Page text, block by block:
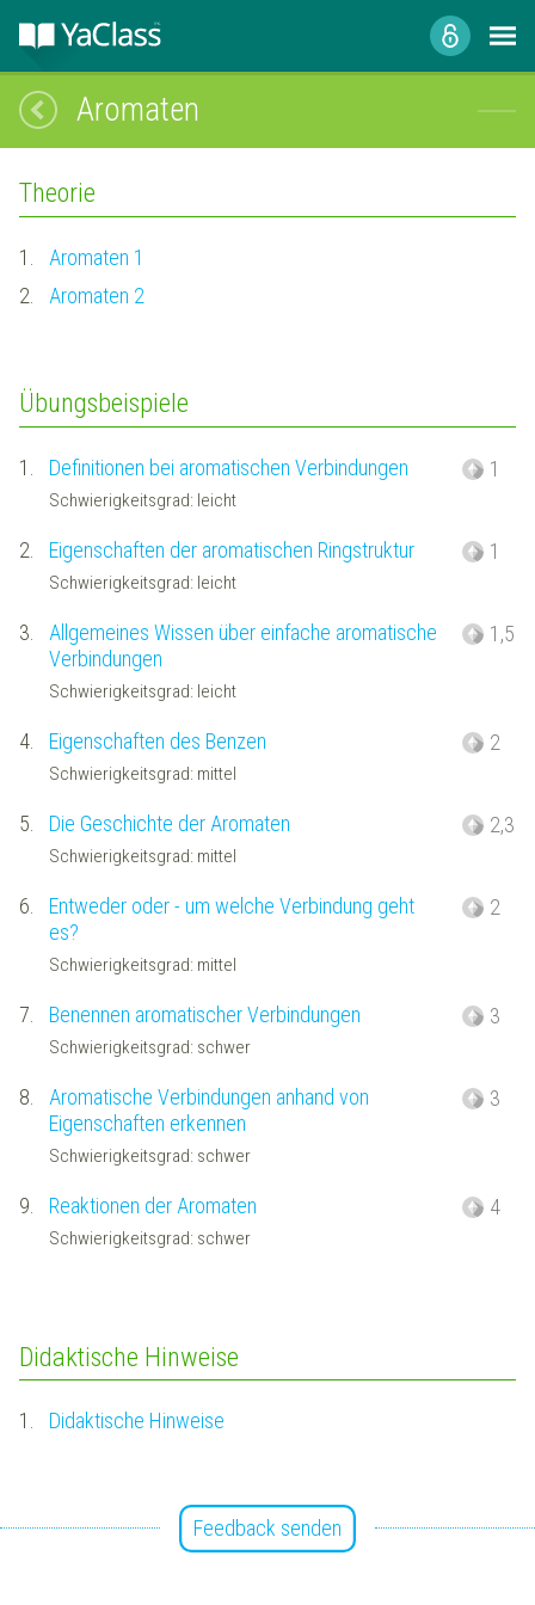
Aromaten
Theorie
1.
Aromaten 1
2.
Aromaten 2
Übungsbeispiele
1. Definitionen bei aromatischen Verbindungen
Schwierigkeitsgrad: leicht
1
2. Eigenschaften der aromatischen Ringstruktur
Schwierigkeitsgrad: leicht
1
3.
Allgemeines Wissen über einfache aromatische
Verbindungen
Schwierigkeitsgrad: leicht
1,5
4. Eigenschaften des Benzen
Schwierigkeitsgrad: mittel
2
5. Die Geschichte der Aromaten
Schwierigkeitsgrad: mittel
2,3
6.
Entweder oder - um welche Verbindung geht
es?
Schwierigkeitsgrad: mittel
2
7. Benennen aromatischer Verbindungen
Schwierigkeitsgrad: schwer
3
8.
Aromatische Verbindungen anhand von
Eigenschaften erkennen
Schwierigkeitsgrad: schwer
3
9. Reaktionen der Aromaten
Schwierigkeitsgrad: schwer
4
Didaktische Hinweise
1. Didaktische Hinweise
Feedback senden